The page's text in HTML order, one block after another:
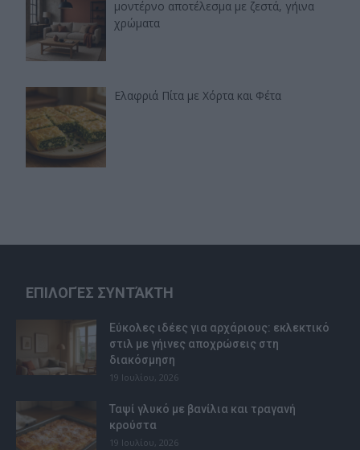
μοντέρνο αποτέλεσμα με ζεστά, γήινα
χρώματα
Ελαφριά Πίτα με Χόρτα και Φέτα
ΕΠΙΛΟΓΈΣ ΣΥΝΤΆΚΤΗ
Εύκολες ιδέες για αρχάριους: εκλεκτικό
στιλ με γήινες αποχρώσεις στη
διακόσμηση
19 Ιουλίου, 2026
Ταψί γλυκό με βανίλια και τραγανή
κρούστα
19 Ιουλίου, 2026